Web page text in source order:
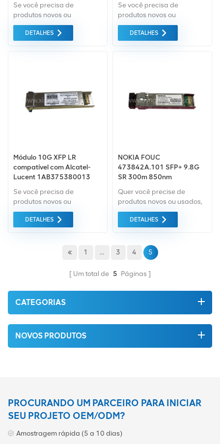
QSFP+ 40G LR4 10km
1310nm
Se você precisa de
produtos novos ou
renovados, a garantia
abrangente é padrão.
equipamentos do mercado
fornecido ao melhor preço
possível.
DETALHES
Se você precisa de
produtos novos ou
renovados, a garantia
abrangente é padrão.
equipamentos do mercado
fornecido ao melhor preço
possível.
DETALHES
Módulo 10G XFP LR
compatível com Alcatel-
Lucent 1AB375380013
Se você precisa de
produtos novos ou
renovados, a garantia
abrangente é padrão.
verde da mais alta
DETALHES
NOKIA FOUC
473842A.101 SFP+ 9.8G
SR 300m 850nm
Quer você precise de
produtos novos ou usados,
adquirimos apenas
equipamentos do mercado
ecologicamente corretos.
Tudo isso é oferecido a você
ao melhor preço possível.
DETALHES
1 ... 3 4 5
Um total de 5 Páginas
CATEGORIAS
NOVOS PRODUTOS
PROCURANDO UM PARCEIRO PARA INICIAR
SEU PROJETO OEM/ODM?
Amostragem rápida (5 a 10 dias)